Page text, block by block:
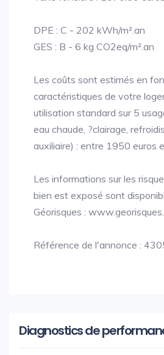
DPE : C - 202 kWh/m².an
GES : B - 6 kg CO2eq/m².an
Les coûts sont estimés en
caractéristiques de votre
utilisation standard sur 5
eau chaude, ?clairage,
auxiliaire) : entre 1950 euros
Les informations sur les
bien est exposé sont
Géorisques :
Référence de l'annonce :
Diagnostics de